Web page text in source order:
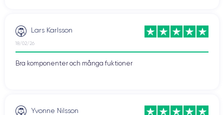
Lars Karlsson
18/02/26
Bra komponenter och många fuktioner
Yvonne Nilsson